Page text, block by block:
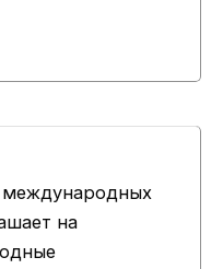
на